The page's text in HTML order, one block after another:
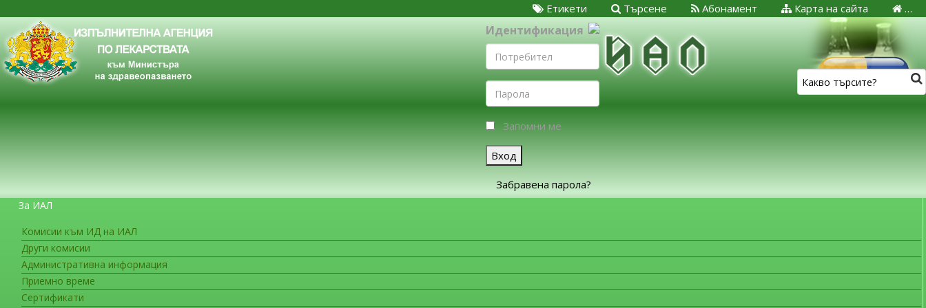
…
Карта на сайта
Абонамент
Търсене
Етикети
Идентификация
Запомни ме
Вход
Забравена парола?
За ИАЛ
Комисии към ИД на ИАЛ
Други комисии
Административна информация
Приемно време
Сертификати
ЗА ГРАЖДАНИТЕ